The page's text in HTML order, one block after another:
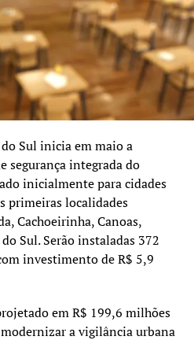
Sul inicia em maio a
segurança integrada do
inicialmente para cidades
primeiras localidades
Cachoeirinha, Canoas,
Sul. Serão instaladas 372
investimento de R$ 5,9
em R$ 199,6 milhões
a vigilância urbana